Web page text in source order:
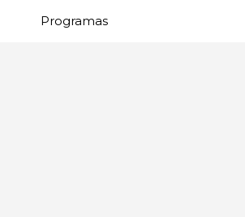
Programas